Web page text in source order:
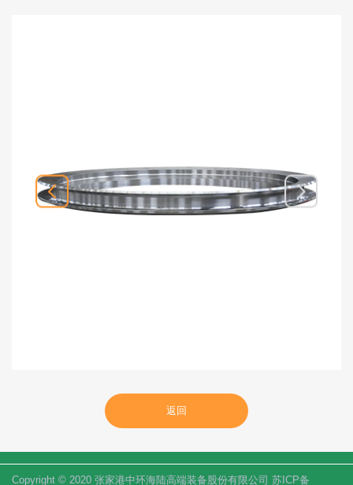
返回
Copyright © 2020 张家港中环海陆高端装备股份有限公司 苏ICP备